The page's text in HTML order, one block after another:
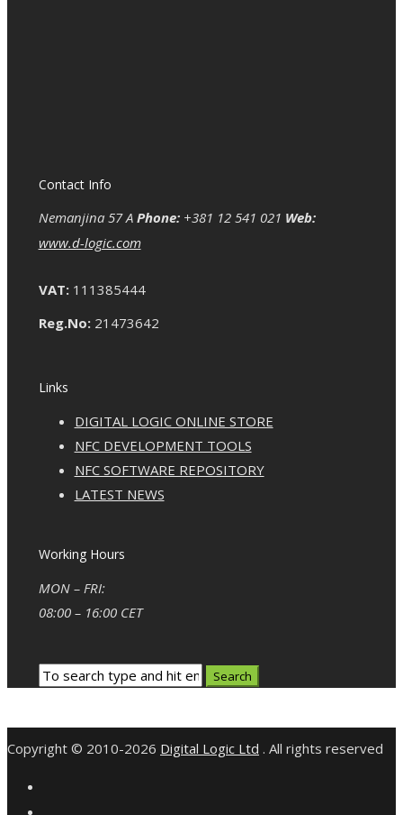
Contact Info
Nemanjina 57 A Phone:+381 12 541 021 Web:
www.d-logic.com
VAT:111385444
Reg.No:21473642
Links
DIGITAL LOGIC ONLINE STORE
NFC DEVELOPMENT TOOLS
NFC SOFTWARE REPOSITORY
LATEST NEWS
Working Hours
MON – FRI:
08:00 – 16:00 CET
Copyright © 2010-2026 Digital Logic Ltd . All rights reserved